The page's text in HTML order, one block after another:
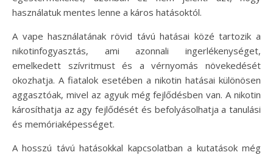
használatuk mentes lenne a káros hatásoktól.
A vape használatának rövid távú hatásai közé tartozik a
nikotinfogyasztás, ami azonnali ingerlékenységet,
emelkedett szívritmust és a vérnyomás növekedését
okozhatja. A fiatalok esetében a nikotin hatásai különösen
aggasztóak, mivel az agyuk még fejlődésben van. A nikotin
károsíthatja az agy fejlődését és befolyásolhatja a tanulási
és memóriaképességet.
A hosszú távú hatásokkal kapcsolatban a kutatások még